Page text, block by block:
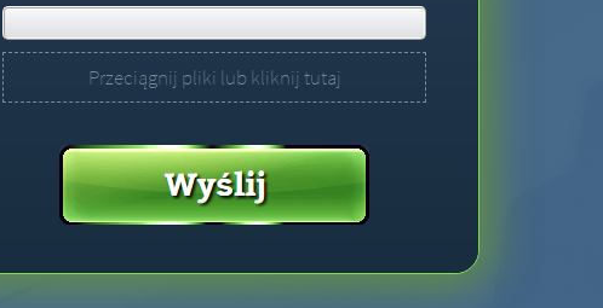
Przeciągnij pliki lub kliknij tutaj